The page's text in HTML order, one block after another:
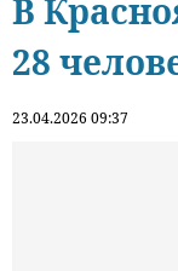
В
28
23.04.2026 09:37